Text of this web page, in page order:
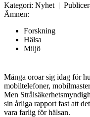
Kategori: Nyhet |
Ämnen:
Forskning
Hälsa
Miljö
Många oroar sig idag för
mobiltelefoner,
Men
sin årliga rapport fast att
vara farlig för hälsan.